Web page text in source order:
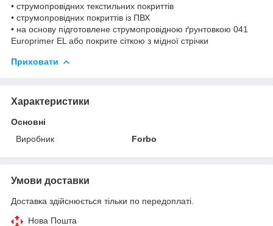
• струмопровідних текстильних покриттів
• струмопровідних покриттів із ПВХ
• на основу підготовлене струмопровідною ґрунтовкою 041
Europrimer EL або покрите сіткою з мідної стрічки
Приховати
Характеристики
Основні
Виробник
Forbo
Умови доставки
Доставка здійснюється тільки по передоплаті.
Нова Пошта